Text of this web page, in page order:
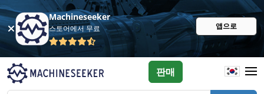
Machineseeker
스토어에서 무료 앱으로
판매